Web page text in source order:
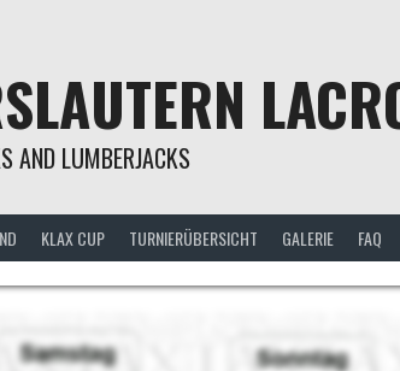
AND LUMBERJACKS
KLAX CUP TURNIERÜBERSICHT GALERIE FAQ